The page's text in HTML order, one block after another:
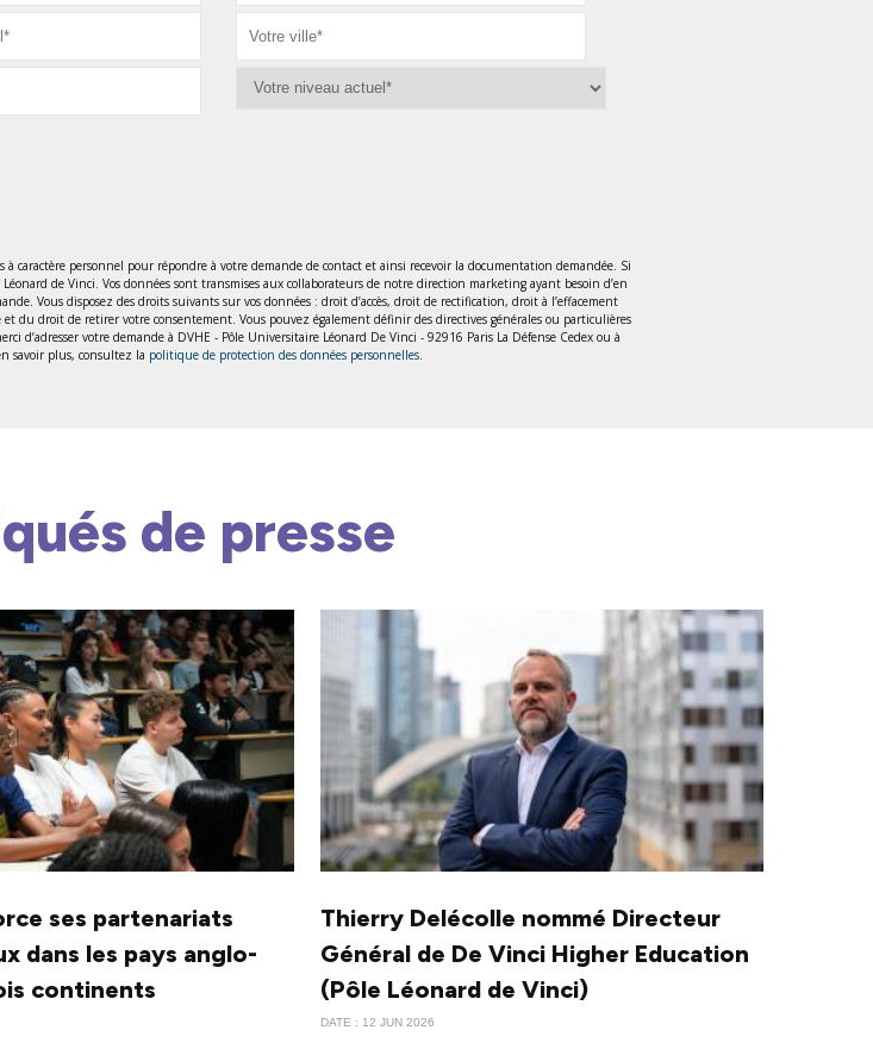
caractère personnel pour répondre à votre demande de contact et ainsi recevoir la documentation demandée. Si
de Vinci. Vos données sont transmises aux collaborateurs de notre direction marketing ayant besoin d’en
Vous disposez des droits suivants sur vos données : droit d’accès, droit de rectification, droit à l’effacement
droit de retirer votre consentement. Vous pouvez également définir des directives générales ou particulières
d’adresser votre demande à DVHE - Pôle Universitaire Léonard De Vinci - 92916 Paris La Défense Cedex ou à
savoir plus, consultez la politique de protection des données personnelles.
de presse
ses partenariats
dans les pays anglo-
continents
Thierry Delécolle nommé Directeur
Général de De Vinci Higher Education
(Pôle Léonard de Vinci)
DATE : 12 JUN 2026